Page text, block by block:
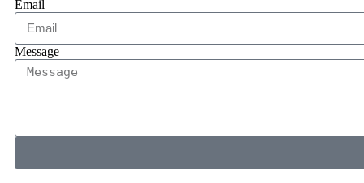
Email
Message